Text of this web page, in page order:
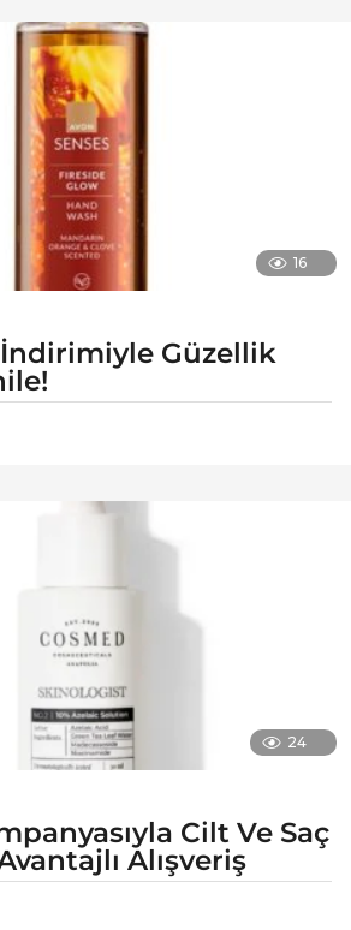
16
Güzellik
24
Cilt Ve Saç
Alışveriş